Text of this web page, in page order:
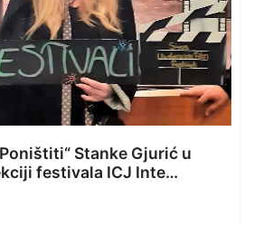
Stanke Gjurić u
festivala ICJ Inte…